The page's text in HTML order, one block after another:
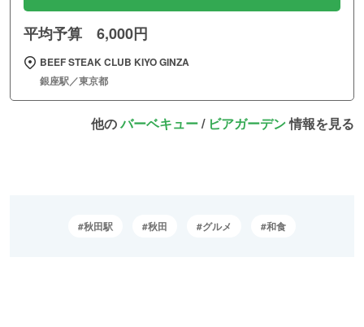
平均予算 6,000円
BEEF STEAK CLUB KIYO GINZA
銀座駅／東京都
他のバーベキュー/ ビアガーデン情報を見る
秋田駅 秋田 グルメ 和食